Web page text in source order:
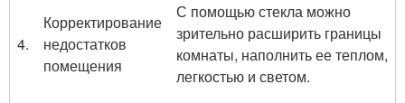
4.
Корректирование
недостатков
помещения
С помощью стекла можно
зрительно расширить границы
комнаты, наполнить ее теплом,
легкостью и светом.